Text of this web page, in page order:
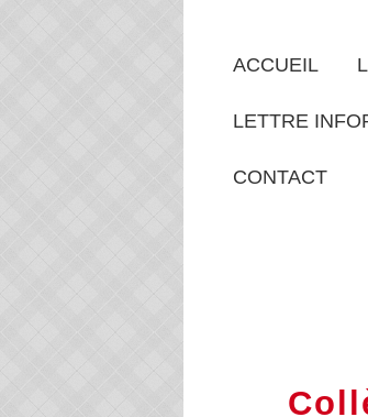
ACCUEIL
LETTRE
CONTACT